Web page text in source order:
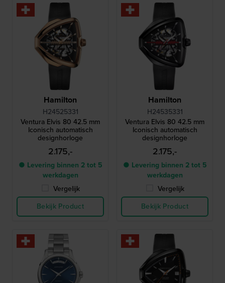
Hamilton
H24525331
Ventura Elvis 80 42.5 mm
Iconisch automatisch
designhorloge
2.175,-
● Levering binnen 2 tot 5
werkdagen
Vergelijk
Bekijk Product
Hamilton
H24535331
Ventura Elvis 80 42.5 mm
Iconisch automatisch
designhorloge
2.175,-
● Levering binnen 2 tot 5
werkdagen
Vergelijk
Bekijk Product